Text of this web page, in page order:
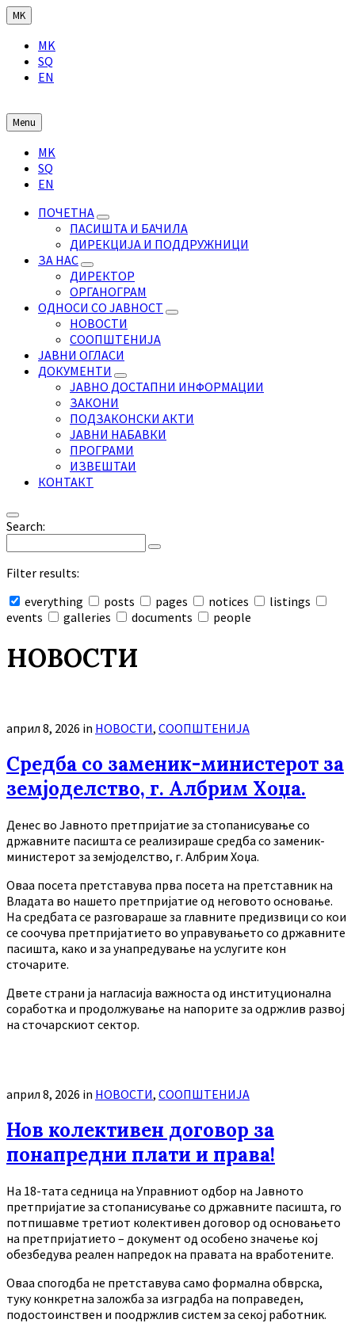
Skip
to
content
Skip
to
main
navigation
Skip
to
footer
MK
Choose
language:
MK
SQ
EN
Menu
Choose
language:
MK
SQ
EN
ПОЧЕТНА
ПАСИШТА И БАЧИЛА
ДИРЕКЦИЈА И ПОДДРУЖНИЦИ
ЗА НАС
ДИРЕКТОР
ОРГАНОГРАМ
ОДНОСИ СО ЈАВНОСТ
НОВОСТИ
СООПШТЕНИЈА
ЈАВНИ ОГЛАСИ
ДОКУМЕНТИ
ЈАВНО ДОСТАПНИ ИНФОРМАЦИИ
ЗАКОНИ
ПОДЗАКОНСКИ АКТИ
ЈАВНИ НАБАВКИ
ПРОГРАМИ
ИЗВЕШТАИ
КОНТАКТ
Search:
Filter results:
everything
posts pages notices
listings
events
galleries documents people
НОВОСТИ
април 8, 2026 in НОВОСТИ, СООПШТЕНИЈА
Средба со заменик-министерот за
земјоделство, г. Албрим Хоџа.
Денес во Јавното претпријатие за стопанисување со
државните пасишта се реализираше средба со заменик-
министерот за земјоделство, г. Албрим Хоџа.
Оваа посета претставува прва посета на претставник на
Владата во нашето претпријатие од неговото основање.
На средбата се разговараше за главните предизвици со кои
се соочува претпријатието во управувањето со државните
пасишта, како и за унапредување на услугите кон
сточарите.
Двете страни ја нагласија важноста од институционална
соработка и продолжување на напорите за одржлив развој
на сточарскиот сектор.
април 8, 2026 in НОВОСТИ, СООПШТЕНИЈА
Нов колективен договор за
понапредни плати и права!
На 18-тата седница на Управниот одбор на Јавното
претпријатие за стопанисување со државните пасишта, го
потпишавме третиот колективен договор од основањето
на претпријатието – документ од особено значење кој
обезбедува реален напредок на правата на вработените.
Оваа спогодба не претставува само формална обврска,
туку конкретна заложба за изградба на поправеден,
подостоинствен и поодржлив систем за секој работник.